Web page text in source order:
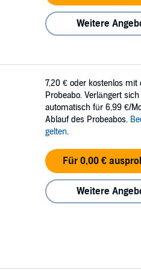
Weitere
7,20 € oder kostenlos mit
Probeabo. Verlängert sich
automatisch für 6,99 €/
Ablauf des Probeabos.
gelten.
Für 0,00 €
Weitere